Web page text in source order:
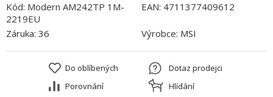
Kód: Modern AM242TP 1M-
2219EU
EAN: 4711377409612
Záruka: 36 Výrobce: MSI
Do oblíbených
Porovnání
Dotaz prodejci
Hlídání